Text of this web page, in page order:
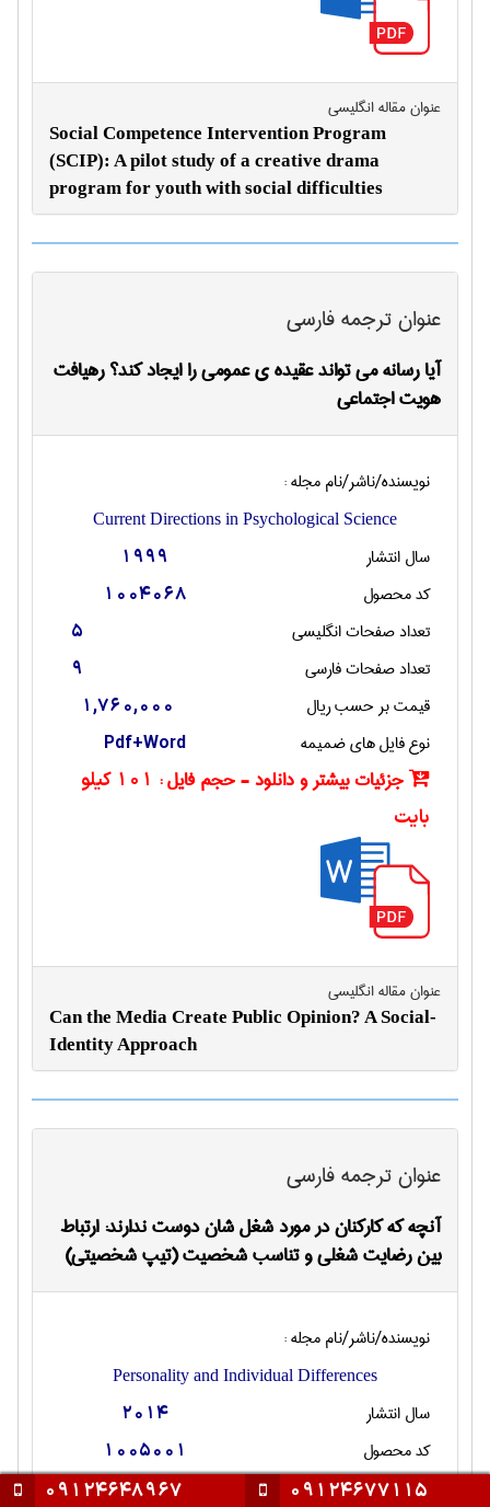
عنوان مقاله انگليسی
Social Competence Intervention Program
(SCIP): A pilot study of a creative drama
program for youth with social difficulties
عنوان ترجمه فارسی
آیا رسانه می تواند عقیده ی عمومی را ایجاد کند؟ رهیافت
هویت اجتماعی
نویسنده/ناشر/نام مجله :
Current Directions in Psychological Science
سال انتشار 1999
کد محصول 1004068
تعداد صفحات انگليسی 5
تعداد صفحات فارسی 9
قیمت بر حسب ریال 1,760,000
نوع فایل های ضمیمه Pdf+Word
جزئیات بیشتر و دانلود - حجم فایل :
101 کیلو
بایت
عنوان مقاله انگليسی
Can the Media Create Public Opinion? A Social-
Identity Approach
عنوان ترجمه فارسی
آنچه که کارکنان در مورد شغل شان دوست ندارند: ارتباط
بین رضایت شغلی و تناسب شخصیت (تیپ شخصیتی)
نویسنده/ناشر/نام مجله :
Personality and Individual Differences
سال انتشار 2014
کد محصول 1005001
تعداد صفحات انگليسی 5 09124677115
09124648967